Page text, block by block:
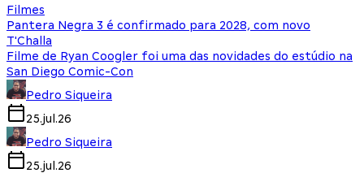
Filmes
Pantera Negra 3 é confirmado para 2028, com novo
T'Challa
Filme de Ryan Coogler foi uma das novidades do estúdio na
San Diego Comic-Con
Pedro Siqueira
25.jul.26
Pedro Siqueira
25.jul.26